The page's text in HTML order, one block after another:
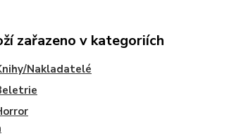
zařazeno v kategoriích
Nakladatelé